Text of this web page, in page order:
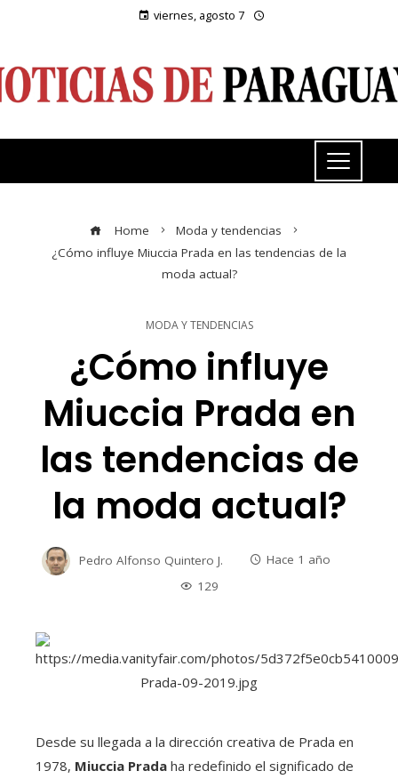
viernes, agosto 7
Home
Moda y tendencias
¿Cómo influye Miuccia Prada en las tendencias de la
moda actual?
MODA Y TENDENCIAS
¿Cómo influye
Miuccia Prada en
las tendencias de
la moda actual?
Pedro Alfonso Quintero J.
Hace 1 año
129
Desde su llegada a la dirección creativa de Prada en
1978, Miuccia Prada ha redefinido el significado de